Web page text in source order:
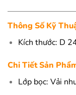
Thông Số Kỹ
Kích thước: D
Chi Tiết Sản
Lớp bọc: Vải